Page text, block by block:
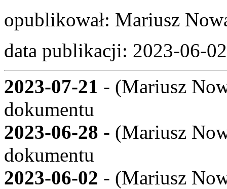
opublikował: Mariusz
data publikacji: 2023-06-02
2023-07-21 - (Mariusz
dokumentu
2023-06-28 - (Mariusz
dokumentu
2023-06-02 - (Mariusz